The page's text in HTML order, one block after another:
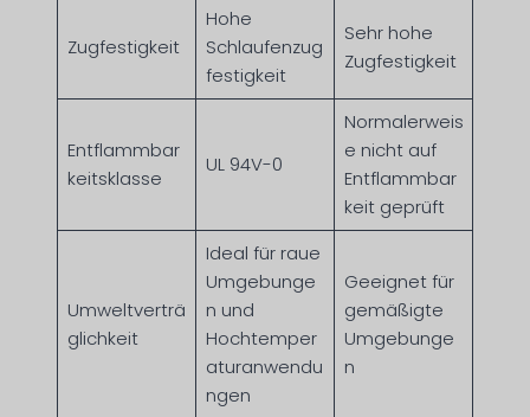
Zugfestigkeit
Hohe
Schlaufenzug
festigkeit
Sehr hohe
Zugfestigkeit
Entflammbar
keitsklasse
UL 94V-0
Normalerweis
e nicht auf
Entflammbar
keit geprüft
Umweltverträ
glichkeit
Ideal für raue
Umgebunge
n und
Hochtemper
aturanwendu
ngen
Geeignet für
gemäßigte
Umgebunge
n